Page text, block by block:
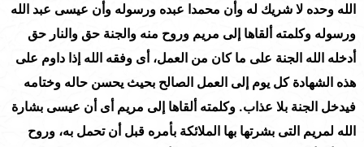
الله وحده لا شريك له وأن محمدا عبده ورسوله وأن عيسى عبد الله
ورسوله وكلمته ألقاها إلى مريم وروح منه والجنة حق والنار حق
أدخله الله الجنة على ما كان من العمل، أى وفقه الله إذا داوم على
هذه الشهادة كل يوم إلى العمل الصالح بحيث يحسن حاله وختامه
فيدخل الجنة بلا عذاب. وكلمته ألقاها إلى مريم أى أن عيسى بشارة
الله لمريم التى بشرتها بها الملائكة بأمره قبل أن تحمل به، وروح